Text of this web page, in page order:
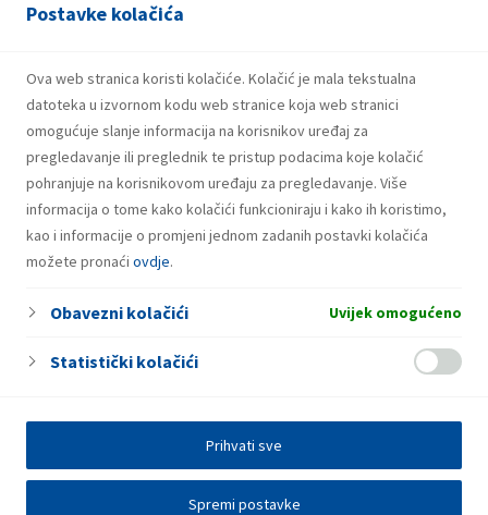
Postavke kolačića
Ova web stranica koristi kolačiće. Kolačić je mala tekstualna
datoteka u izvornom kodu web stranice koja web stranici
omogućuje slanje informacija na korisnikov uređaj za
pregledavanje ili preglednik te pristup podacima koje kolačić
pohranjuje na korisnikovom uređaju za pregledavanje. Više
informacija o tome kako kolačići funkcioniraju i kako ih koristimo,
kao i informacije o promjeni jednom zadanih postavki kolačića
možete pronaći ovdje.
Obavezni kolačići Uvijek omogućeno
Statistički kolačići
Spremi postavke
Prihvati sve
21.07.2026.
u iznosu od 500 milijuna eura